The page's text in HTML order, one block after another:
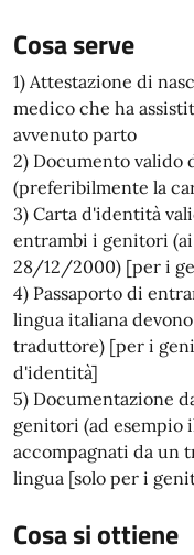
Cosa serve
1) Attestazione di
medico che ha
avvenuto parto
2) Documento valido
(preferibilmente la
3) Carta d'identità
entrambi i genitori (ai
28/12/2000) [per i
4) Passaporto di
lingua italiana
traduttore) [per i
d'identità]
5) Documentazione
genitori (ad esempio
accompagnati da un
lingua [solo per i
Cosa si ottiene